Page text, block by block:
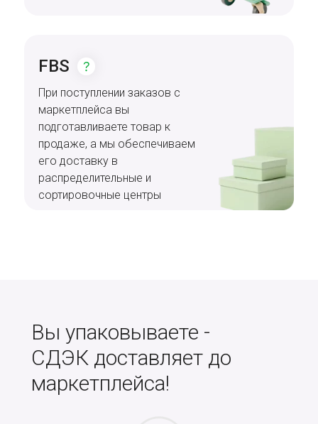
FBS
При поступлении заказов с
маркетплейса вы
подготавливаете товар к
продаже, а мы обеспечиваем
его доставку в
распределительные и
сортировочные центры
Вы упаковываете -
СДЭК доставляет до
маркетплейса!